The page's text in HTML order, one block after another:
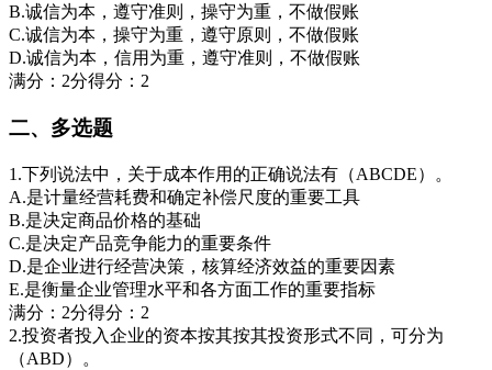
B.诚信为本，遵守准则，操守为重，不做假账
C.诚信为本，操守为重，遵守原则，不做假账
D.诚信为本，信用为重，遵守准则，不做假账
满分：2分得分：2
二、多选题
1.下列说法中，关于成本作用的正确说法有（ABCDE）。
A.是计量经营耗费和确定补偿尺度的重要工具
B.是决定商品价格的基础
C.是决定产品竞争能力的重要条件
D.是企业进行经营决策，核算经济效益的重要因素
E.是衡量企业管理水平和各方面工作的重要指标
满分：2分得分：2
2.投资者投入企业的资本按其按其投资形式不同，可分为
（ABD）。